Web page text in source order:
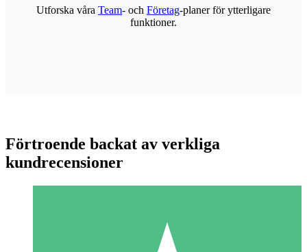
Utforska våra Team- och Företag-planer för ytterligare
funktioner.
Förtroende backat av verkliga
kundrecensioner